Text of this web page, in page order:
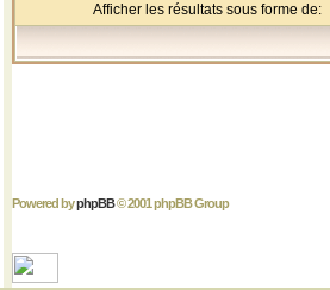
Afficher les résultats sous forme de:
Powered byphpBB© 2001 phpBB Group